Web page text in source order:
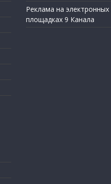
Реклама на электронных
площадках 9 Канала